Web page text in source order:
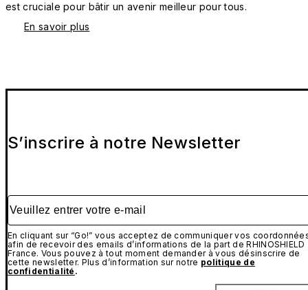
est cruciale pour bâtir un avenir meilleur pour tous.
En savoir plus
S’inscrire à notre Newsletter
Veuillez entrer votre e-mail
En cliquant sur “Go!” vous acceptez de communiquer vos
afin de recevoir des emails d’informations de la part de RHINOSHIELD
France. Vous pouvez à tout moment demander à vous désinscrire de
cette newsletter. Plus d’information sur notre politique de
confidentialité .